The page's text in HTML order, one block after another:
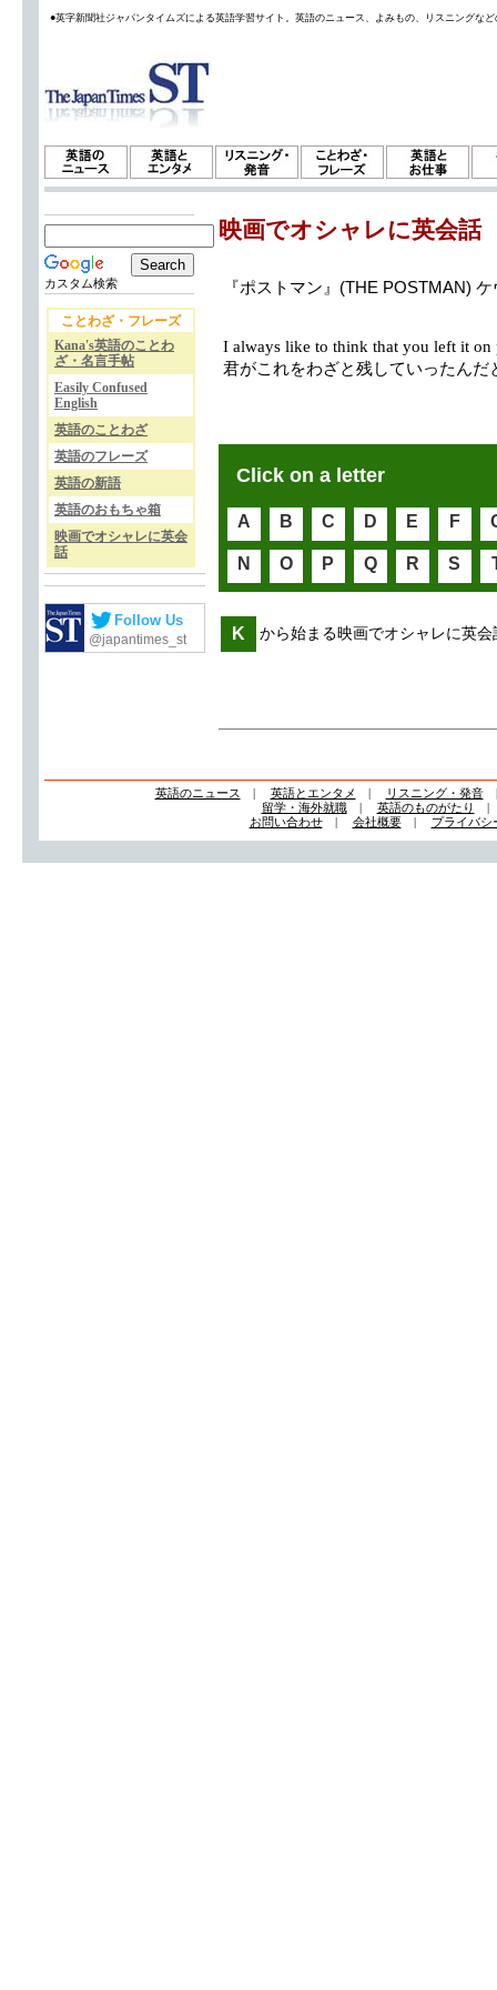
●英字新聞社ジャパンタイムズによる英語学習サイト。英語のニュース、よみもの、リスニングな
カスタム検索
ことわざ・フレーズ
Kana's英語のことわ
ざ・名言手帖
Easily Confused
English
英語のことわざ
英語のフレーズ
英語の新語
英語のおもちゃ箱
映画でオシャレに英会
話
Follow Us
@japantimes_st
映画でオシャレに英会話
『ポストマン』(THE POSTMAN)
I always like to think that you left it on
君がこれをわざと残していったんだ
Click on a letter
A B C D E F
N O P Q R S
K から始まる映画でオシャレに英会
英語のニュース | 英語とエンタメ | リスニング・発音
留学・海外就職| 英語のものがたり
お問い合わせ| 会社概要| プライバシ